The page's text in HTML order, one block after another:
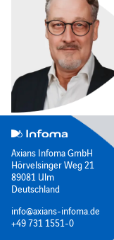
Axians Infoma GmbH
Hörvelsinger Weg 21
89081 Ulm
Deutschland
info@axians-infoma.de
+49 731 1551-0